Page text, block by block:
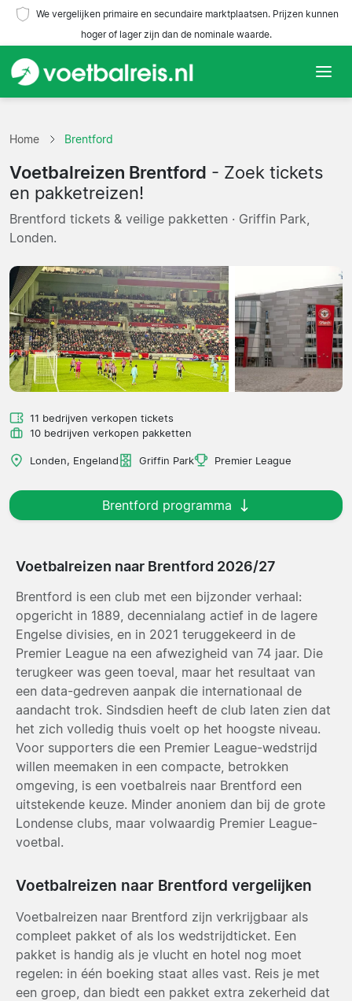
We vergelijken primaire en secundaire marktplaatsen. Prijzen kunnen
hoger of lager zijn dan de nominale waarde.
Teams
Competities
Reisorganisaties
Home Brentford
Voetbalreizen Brentford - Zoek tickets
en pakketreizen!
Brentford tickets & veilige pakketten · Griffin Park,
Londen.
11 bedrijven verkopen tickets
10 bedrijven verkopen pakketten
Londen, Engeland Griffin Park Premier League
Brentford programma
Voetbalreizen naar Brentford 2026/27
Brentford is een club met een bijzonder verhaal:
opgericht in 1889, decennialang actief in de lagere
Engelse divisies, en in 2021 teruggekeerd in de
Premier League na een afwezigheid van 74 jaar. Die
terugkeer was geen toeval, maar het resultaat van
een data-gedreven aanpak die internationaal de
aandacht trok. Sindsdien heeft de club laten zien dat
het zich volledig thuis voelt op het hoogste niveau.
Voor supporters die een Premier League-wedstrijd
willen meemaken in een compacte, betrokken
omgeving, is een voetbalreis naar Brentford een
uitstekende keuze. Minder anoniem dan bij de grote
Londense clubs, maar volwaardig Premier League-
voetbal.
Voetbalreizen naar Brentford vergelijken
Voetbalreizen naar Brentford zijn verkrijgbaar als
compleet pakket of als los wedstrijdticket. Een
pakket is handig als je vlucht en hotel nog moet
regelen: in één boeking staat alles vast. Reis je met
een groep, dan biedt een pakket extra zekerheid dat